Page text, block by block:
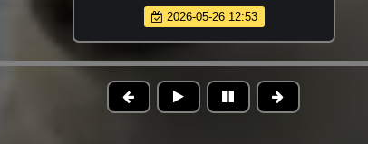
2026-05-26 12:53